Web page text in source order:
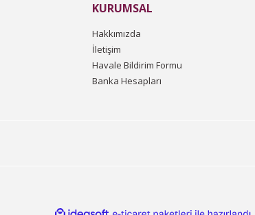
KURUMSAL
Hakkımızda
İletişim
Havale Bildirim Formu
Banka Hesapları